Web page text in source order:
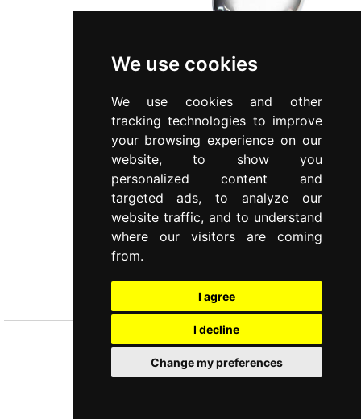
We use cookies
We use cookies and other
tracking technologies to improve
your browsing experience on our
website, to show you
personalized content and
targeted ads, to analyze our
website traffic, and to understand
where our visitors are coming
from.
I agree
I decline
Change my preferences
Mestolo